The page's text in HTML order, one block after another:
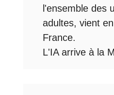
l'ensemble des
adultes, vient
France.
L'IA arrive à la